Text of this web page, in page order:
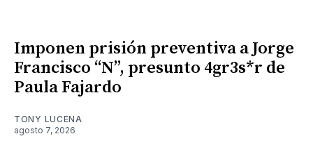
Imponen prisión preventiva a Jorge
Francisco “N”, presunto 4gr3s*r de
Paula Fajardo
TONY LUCENA
agosto 7, 2026